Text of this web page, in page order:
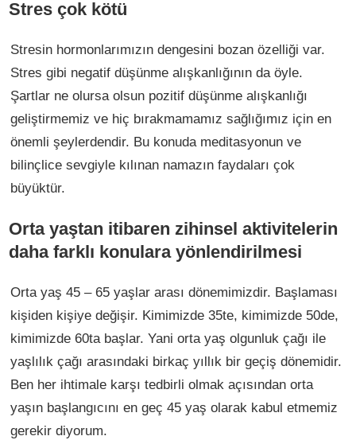
Stres çok kötü
Stresin hormonlarımızın dengesini bozan özelliği var.
Stres gibi negatif düşünme alışkanlığının da öyle.
Şartlar ne olursa olsun pozitif düşünme alışkanlığı
geliştirmemiz ve hiç bırakmamamız sağlığımız için en
önemli şeylerdendir. Bu konuda meditasyonun ve
bilinçlice sevgiyle kılınan namazın faydaları çok
büyüktür.
Orta yaştan itibaren zihinsel aktivitelerin
daha farklı konulara yönlendirilmesi
Orta yaş 45 – 65 yaşlar arası dönemimizdir. Başlaması
kişiden kişiye değişir. Kimimizde 35te, kimimizde 50de,
kimimizde 60ta başlar. Yani orta yaş olgunluk çağı ile
yaşlılık çağı arasındaki birkaç yıllık bir geçiş dönemidir.
Ben her ihtimale karşı tedbirli olmak açısından orta
yaşın başlangıcını en geç 45 yaş olarak kabul etmemiz
gerekir diyorum.